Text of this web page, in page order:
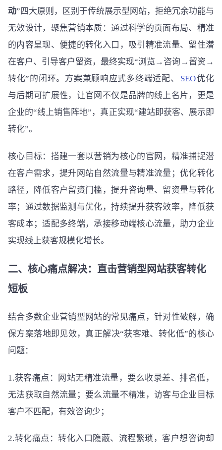
动”四大原则，区别于传统展示型网站，拒绝冗余功能与
无效设计，聚焦营销本质：通过科学的页面布局、精准
的内容呈现、便捷的转化入口，吸引精准流量、留住潜
在客户、引导客户留资，最终实现“浏览→咨询→留资→
转化”的闭环。方案兼顾响应式多终端适配、
SEO优化
与后期可扩展性，让官网不仅是品牌的线上名片，更是
企业的“线上销售阵地”，真正实现“建站即获客、展示即
转化”。
核心目标：搭建一套以营销为核心的官网，精准捕捉潜
在客户需求，提升网站自然流量与精准流量；优化转化
路径，降低客户留资门槛，提升咨询量、留资量与转化
率；通过数据监测与优化，持续提升获客效率，降低获
客成本；适配多终端，承接移动端核心流量，助力企业
实现线上获客规模化增长。
二、核心痛点解决：直击营销型网站获客转化
短板
结合多数企业营销型网站的常见痛点，针对性破解，确
保方案落地即见效，真正解决“获客难、转化低”的核心
问题：
1.获客痛点：网站无精准流量，要么收录差、排名低，
无法获取自然流量；要么流量不精准，访客与企业目标
客户不匹配，有效咨询少；
2.转化痛点：转化入口隐蔽、流程繁琐，客户想咨询却